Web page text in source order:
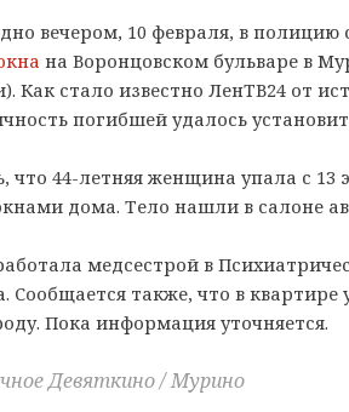
вечером, 10 февраля, в
на Воронцовском бульваре в
Как стало известно ЛенТВ24 от
погибшей удалось
что 44-летняя женщина упала с 13
дома. Тело нашли в салоне
медсестрой в
Сообщается также, что в квартире
Пока информация уточняется.
Девяткино / Мурино